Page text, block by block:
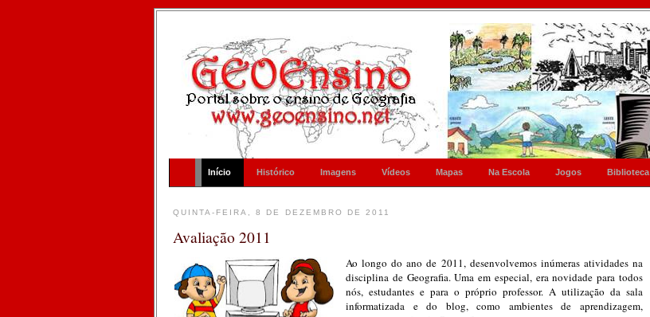
Início Histórico Imagens Vídeos Mapas Na Escola Jogos Biblioteca
QUINTA-FEIRA, 8 DE DEZEMBRO DE 2011
Avaliação 2011
Ao longo do ano de 2011, desenvolvemos inúmeras atividades na
disciplina de Geografia. Uma em especial, era novidade para todos
nós, estudantes e para o próprio professor. A utilização da sala
informatizada e do blog, como ambientes de aprendizagem,